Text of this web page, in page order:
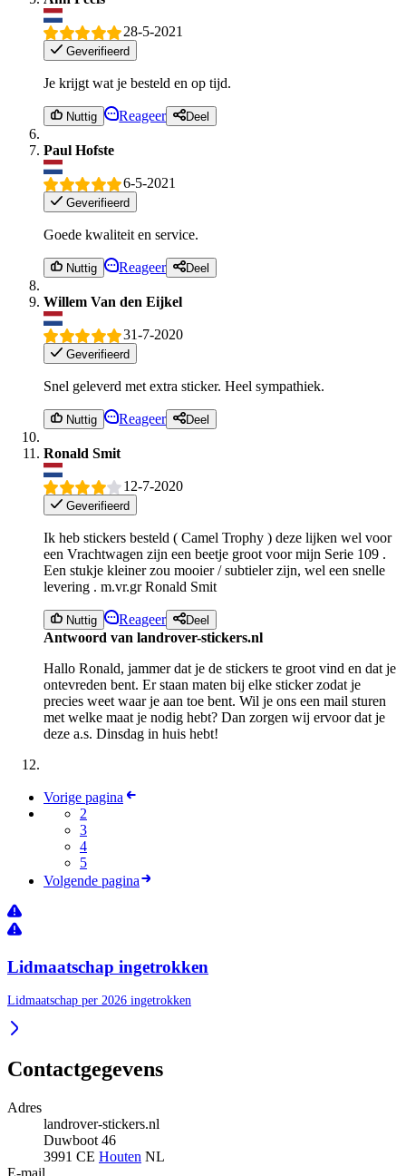
28-5-2021
Geverifieerd
Je krijgt wat je besteld en op tijd.
Nuttig Reageer Deel
Paul Hofste
6-5-2021
Geverifieerd
Goede kwaliteit en service.
Nuttig Reageer Deel
Willem Van den Eijkel
31-7-2020
Geverifieerd
Snel geleverd met extra sticker. Heel sympathiek.
Nuttig Reageer Deel
Ronald Smit
12-7-2020
Geverifieerd
Ik heb stickers besteld ( Camel Trophy ) deze lijken wel voor
een Vrachtwagen zijn een beetje groot voor mijn Serie 109 .
Een stukje kleiner zou mooier / subtieler zijn, wel een snelle
levering . m.vr.gr Ronald Smit
Nuttig Reageer Deel
Antwoord van landrover-stickers.nl
Hallo Ronald, jammer dat je de stickers te groot vind en dat je
ontevreden bent. Er staan maten bij elke sticker zodat je
precies weet waar je aan toe bent. Wil je ons een mail sturen
met welke maat je nodig hebt? Dan zorgen wij ervoor dat je
deze a.s. Dinsdag in huis hebt!
Vorige pagina
2
3
4
5
Volgende pagina
Lidmaatschap ingetrokken
Lidmaatschap per 2026 ingetrokken
Contactgegevens
Adres
landrover-stickers.nl
Duwboot 46
3991 CE Houten NL